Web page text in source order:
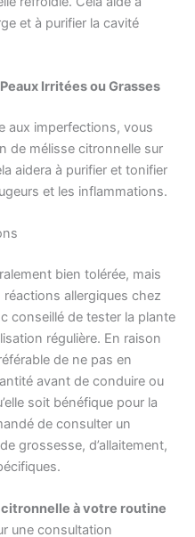
et à purifier la cavité
Irritées ou Grasses
aux imperfections, vous
de mélisse citronnelle sur
aidera à purifier et tonifier
et les inflammations.
bien tolérée, mais
allergiques chez
conseillé de tester la plante
régulière. En raison
de ne pas en
avant de conduire ou
soit bénéfique pour la
de consulter un
grossesse, d’allaitement,
citronnelle à votre routine
une consultation